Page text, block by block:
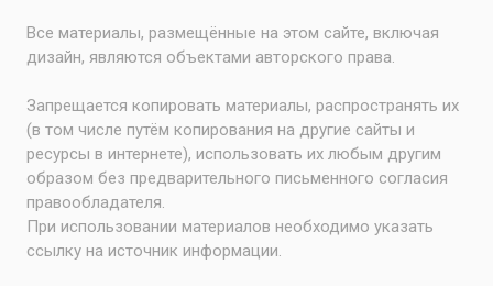
Все материалы, размещённые на этом сайте, включая
дизайн, являются объектами авторского права.
Запрещается копировать материалы, распространять их
(в том числе путём копирования на другие сайты и
ресурсы в интернете), использовать их любым другим
образом без предварительного письменного согласия
правообладателя.
При использовании материалов необходимо указать
ссылку на источник информации.